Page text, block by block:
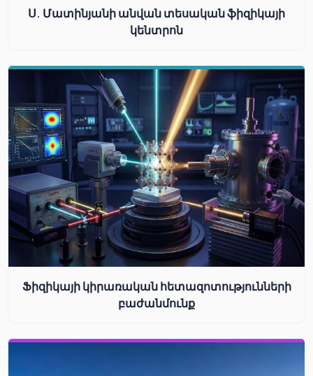
Ս. Մատինյանի անվան տեսական ֆիզիկայի
կենտրոն
Ֆիզիկայի կիրառական հետազոտությունների
բաժանմունք